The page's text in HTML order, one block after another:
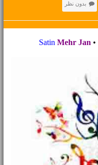
بدون نظر
•
Satin Mehr Jan